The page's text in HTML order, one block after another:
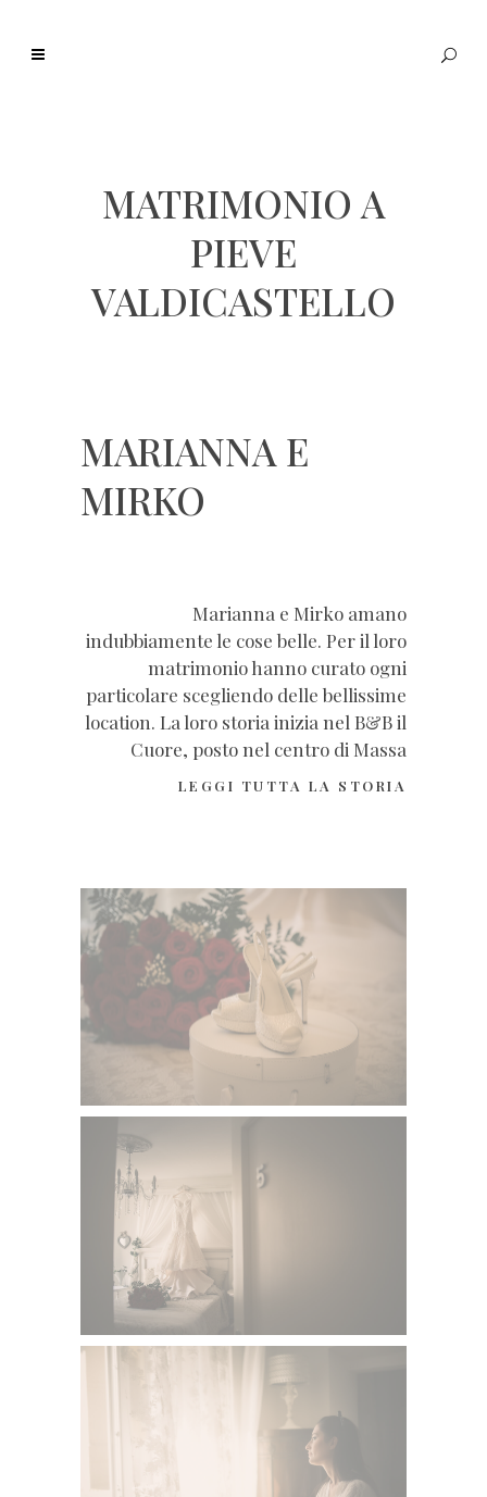
MATRIMONIO A
PIEVE
VALDICASTELLO
MARIANNA E
MIRKO
Marianna e Mirko amano
indubbiamente le cose belle. Per il loro
matrimonio hanno curato ogni
particolare scegliendo delle bellissime
location. La loro storia inizia nel B&B il
Cuore, posto nel centro di Massa
LEGGI TUTTA LA STORIA